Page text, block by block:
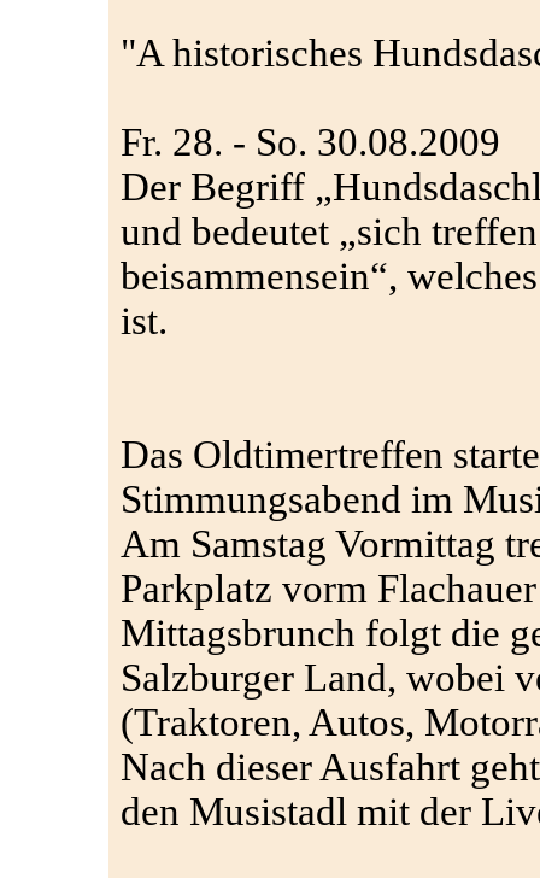
"A historisches
Fr. 28. - So. 30.08.2009
Der Begriff
und bedeutet „sich
beisammensein“,
ist.
Das Oldtimertreffen
Stimmungsabend im
Am Samstag Vormittag
Parkplatz vorm
Mittagsbrunch folgt die
Salzburger Land, wobei
(Traktoren, Autos,
Nach dieser Ausfahrt
den Musistadl mit der